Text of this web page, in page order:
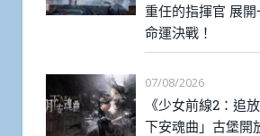
重任的指揮官 展
命運決戰！
07/08/2026
《少女前線2：追
下安魂曲」古堡開